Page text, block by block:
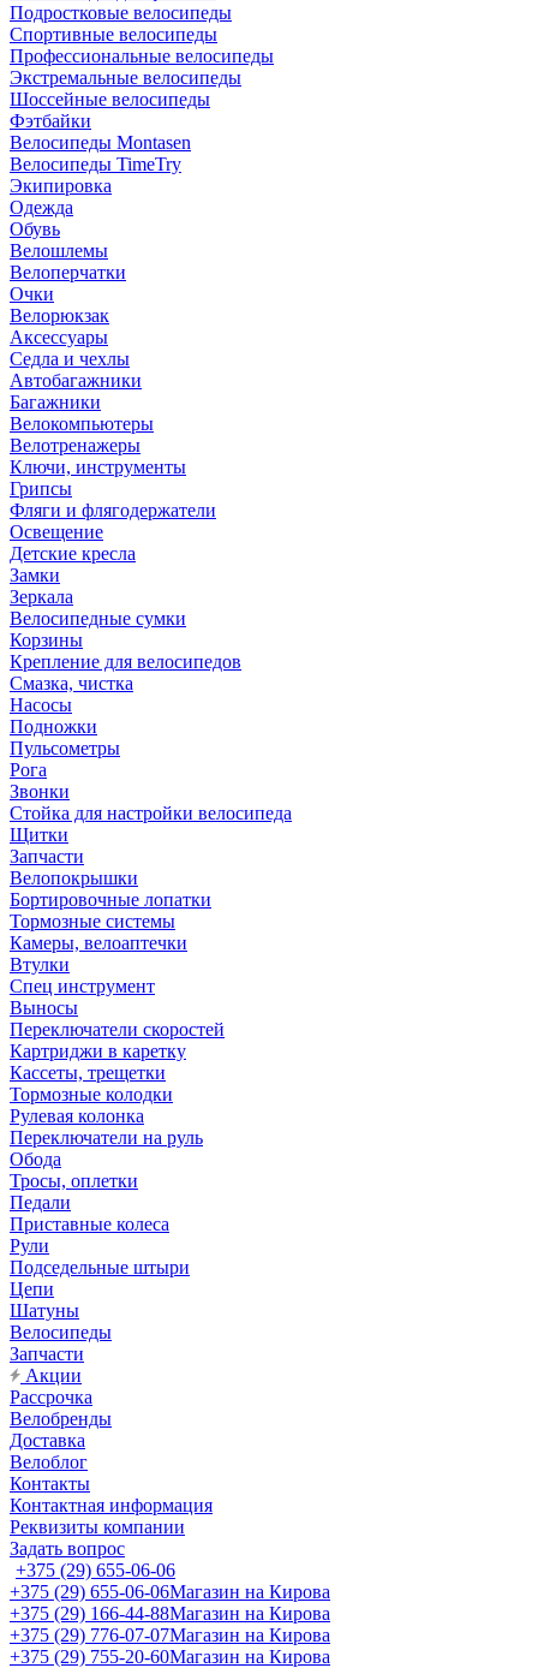
Подростковые велосипеды
Спортивные велосипеды
Профессиональные велосипеды
Экстремальные велосипеды
Шоссейные велосипеды
Фэтбайки
Велосипеды Montasen
Велосипеды TimeTry
Экипировка
Одежда
Обувь
Велошлемы
Велоперчатки
Очки
Велорюкзак
Аксессуары
Седла и чехлы
Автобагажники
Багажники
Велокомпьютеры
Велотренажеры
Ключи, инструменты
Грипсы
Фляги и флягодержатели
Освещение
Детские кресла
Замки
Зеркала
Велосипедные сумки
Корзины
Крепление для велосипедов
Смазка, чистка
Насосы
Подножки
Пульсометры
Рога
Звонки
Стойка для настройки велосипеда
Щитки
Запчасти
Велопокрышки
Бортировочные лопатки
Тормозные системы
Камеры, велоаптечки
Втулки
Спец инструмент
Выносы
Переключатели скоростей
Картриджи в каретку
Кассеты, трещетки
Тормозные колодки
Рулевая колонка
Переключатели на руль
Обода
Тросы, оплетки
Педали
Приставные колеса
Рули
Подседельные штыри
Цепи
Шатуны
Велосипеды
Запчасти
Акции
Рассрочка
Велобренды
Доставка
Велоблог
Контакты
Контактная информация
Реквизиты компании
Задать вопрос
+375 (29) 655-06-06
+375 (29) 655-06-06Магазин на Кирова
+375 (29) 166-44-88Магазин на Кирова
+375 (29) 776-07-07Магазин на Кирова
+375 (29) 755-20-60Магазин на Кирова